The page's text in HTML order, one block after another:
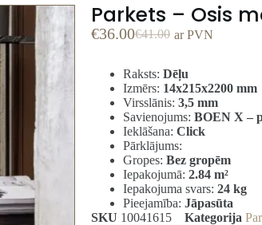
Parkets – Osis
€41.00
€36.00 ar PVN
Raksts: Dēļu
Izmērs: 14x215x2200 mm
Virsslānis: 3,5 mm
Savienojums: BOEN X –
Ieklāšana: Click
Pārklājums:
Gropes: Bez gropēm
Iepakojumā: 2.84 m²
Iepakojuma svars: 24 kg
Pieejamība: Jāpasūta
SKU 10041615 Kategorija